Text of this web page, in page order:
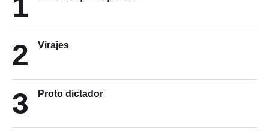
2 Virajes
3 Proto dictador